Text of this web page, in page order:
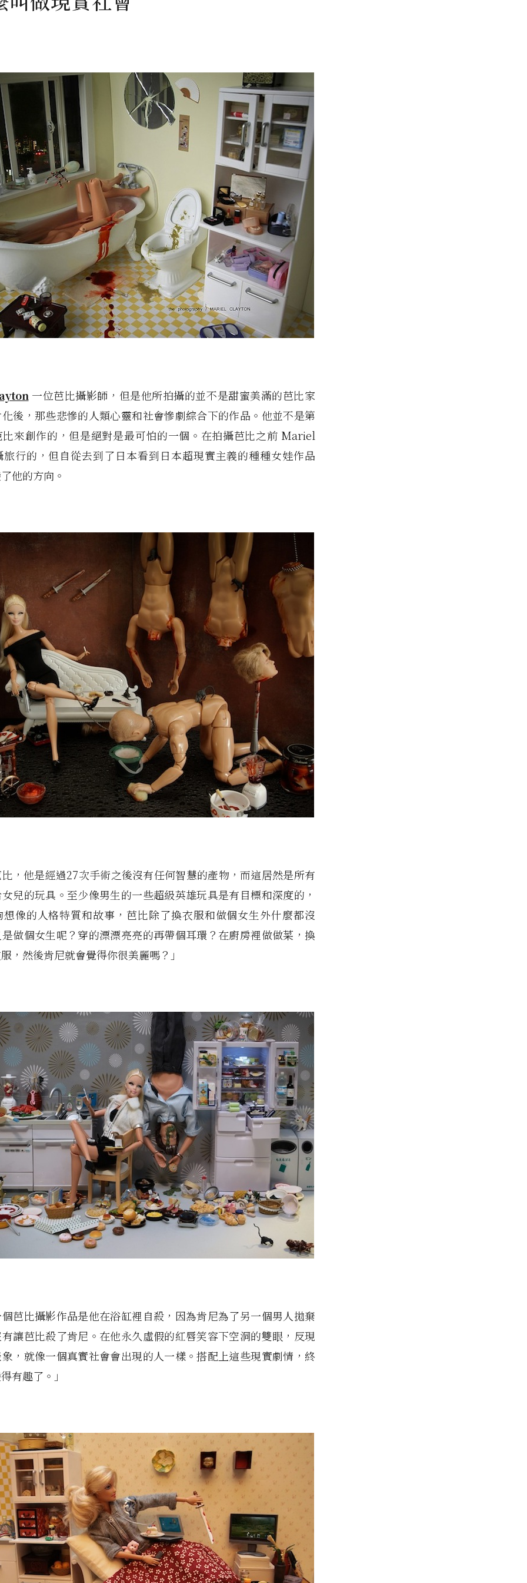
一位芭比攝影師，但是他所拍攝的並不是甜蜜美滿的芭比家
後，那些悲慘的人類心靈和社會慘劇綜合下的作品。他並不是第
來創作的，但是絕對是最可怕的一個。在拍攝芭比之前 Mariel
行的，但自從去到了日本看到日本超現實主義的種種女娃作品
他的方向。
，他是經過27次手術之後沒有任何智慧的產物，而這居然是所有
兒的玩具。至少像男生的一些超級英雄玩具是有目標和深度的，
像的人格特質和故事，芭比除了換衣服和做個女生外什麼都沒
做個女生呢？穿的漂漂亮亮的再帶個耳環？在廚房裡做做菜，換
，然後肯尼就會覺得你很美麗嗎？」
芭比攝影作品是他在浴缸裡自殺，因為肯尼為了另一個男人拋棄
讓芭比殺了肯尼。在他永久虛假的紅唇笑容下空洞的雙眼，反現
，就像一個真實社會會出現的人一樣。搭配上這些現實劇情，終
有趣了。」